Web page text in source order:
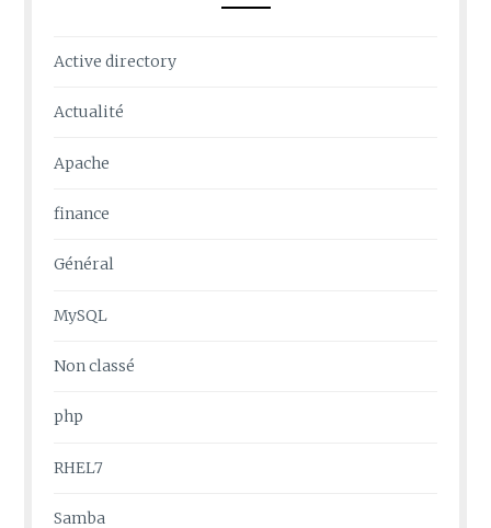
Active directory
Actualité
Apache
finance
Général
MySQL
Non classé
php
RHEL7
Samba